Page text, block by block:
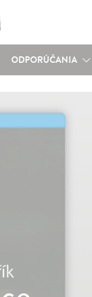
ODPORÚČANIA